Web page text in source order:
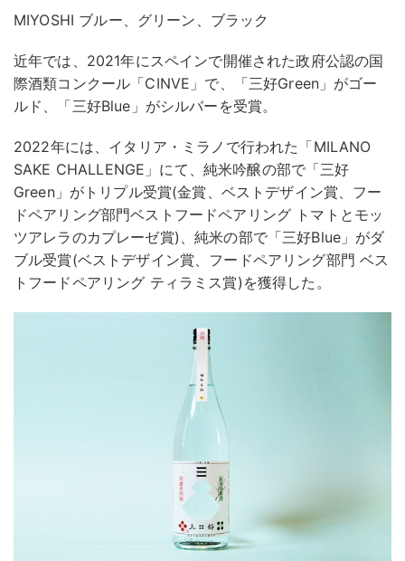
MIYOSHI ブルー、グリーン、ブラック
近年では、2021年にスペインで開催された政府公認の国
際酒類コンクール「CINVE」で、「三好Green」がゴー
ルド、「三好Blue」がシルバーを受賞。
2022年には、イタリア・ミラノで行われた「MILANO
SAKE CHALLENGE」にて、純米吟醸の部で「三好
Green」がトリプル受賞(金賞、ベストデザイン賞、フー
ドペアリング部門ベストフードペアリング トマトとモッ
ツアレラのカプレーゼ賞)、純米の部で「三好Blue」がダ
ブル受賞(ベストデザイン賞、​フードペアリング部門 ベス
トフードペアリング ティラミス賞)を獲得した。